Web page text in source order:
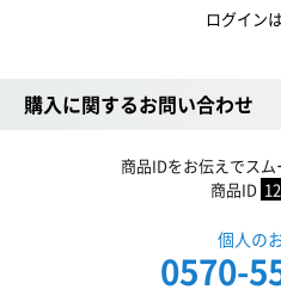
ログイン
購入に関するお問い合わせ
商品IDをお伝えでス
商品ID
個人の
0570-